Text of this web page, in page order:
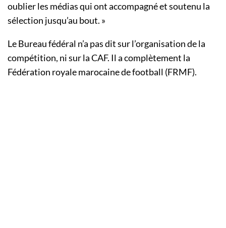
oublier les médias qui ont accompagné et soutenu la
sélection jusqu’au bout. »
Le Bureau fédéral n’a pas dit sur l’organisation de la
compétition, ni sur la CAF. Il a complètement la
Fédération royale marocaine de football (FRMF).